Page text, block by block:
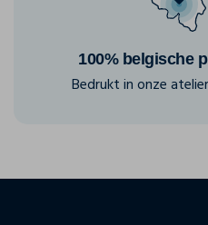
100% belgische
Bedrukt in onze